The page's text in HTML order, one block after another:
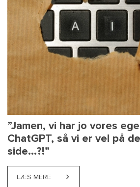
”Jamen, vi har jo vores
ChatGPT, så vi er vel på
side...?!”
LÆS MERE ABOUT ”JAMEN, VI HAR